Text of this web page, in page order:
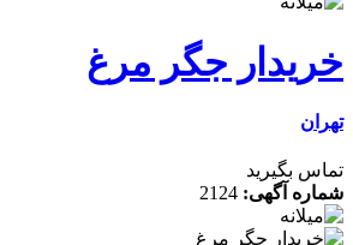
خریدار جگر مرغ
تهران
تماس بگیرید
شماره آگهی: 2124